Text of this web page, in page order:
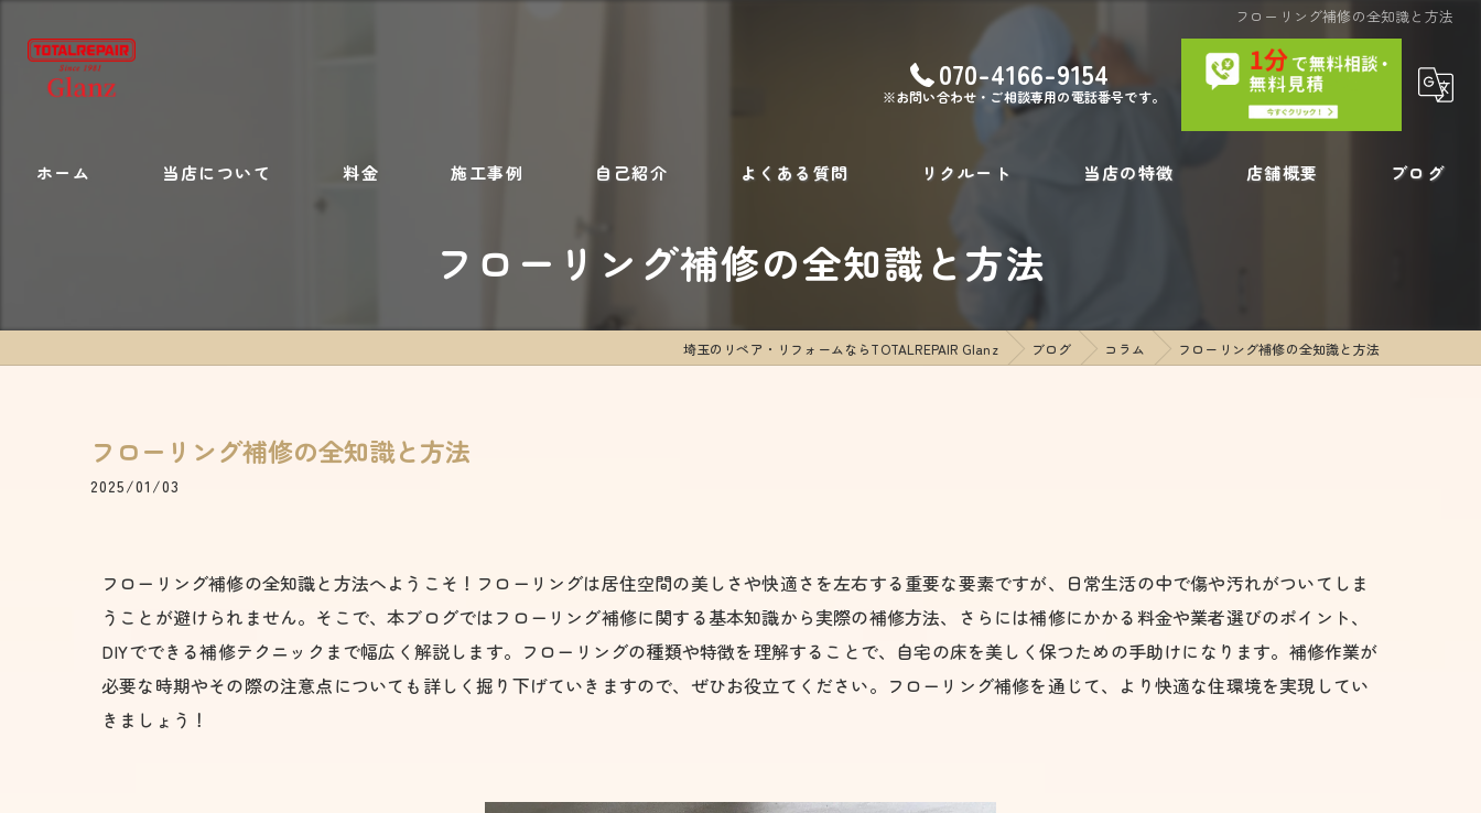
フローリング補修の全知識と方法
070-4166-9154
※お問い合わせ・ご相談専用の電話番号です。
ホーム 当店について 料金 施工事例 自己紹介 よくある質問 リクルート 当店の特徴
フローリング補修
店舗概要 ブログ
フローリング補修の全知識と方法
埼玉のリペア・リフォームならTOTALREPAIR Glanz ブログ コラム フローリング補修の全知識と方法
フローリング補修の全知識と方法
2025/01/03
フローリング補修の全知識と方法へようこそ！フローリングは居住空間の美しさや快適さを左右する重要な要素ですが、日常生活の中で傷や汚れがついてしま
うことが避けられません。そこで、本ブログではフローリング補修に関する基本知識から実際の補修方法、さらには補修にかかる料金や業者選びのポイント、
DIYでできる補修テクニックまで幅広く解説します。フローリングの種類や特徴を理解することで、自宅の床を美しく保つための手助けになります。補修作業が
必要な時期やその際の注意点についても詳しく掘り下げていきますので、ぜひお役立てください。フローリング補修を通じて、より快適な住環境を実現してい
きましょう！